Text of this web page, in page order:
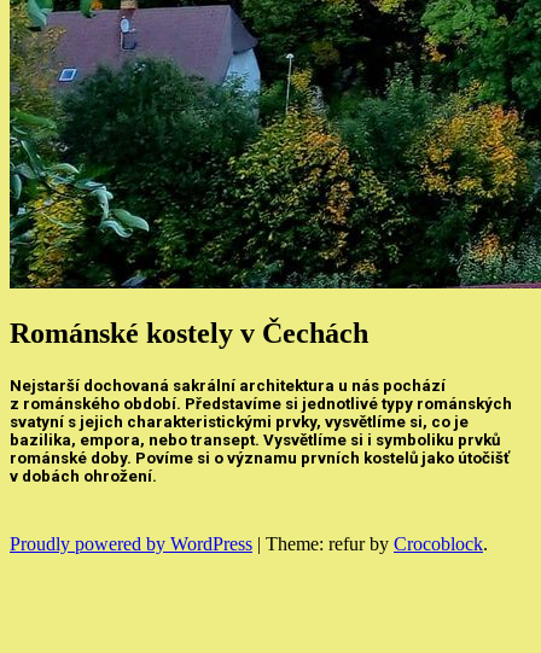
Románské kostely v Čechách
Nejstarší dochovaná sakrální architektura u nás pochází
z románského období. Představíme si jednotlivé typy románských
svatyní s jejich charakteristickými prvky, vysvětlíme si, co je
bazilika, empora, nebo transept. Vysvětlíme si i symboliku prvků
románské doby. Povíme si o významu prvních kostelů jako útočišť
v dobách ohrožení.
Proudly powered by WordPress | Theme: refur by Crocoblock.